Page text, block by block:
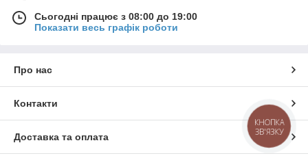
Сьогодні працює з 08:00 до 19:00
Показати весь графік роботи
Про нас
Контакти
Доставка та оплата
КНОПКА
ЗВ'ЯЗКУ